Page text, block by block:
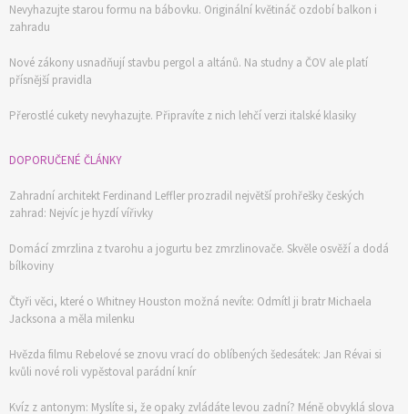
Nevyhazujte starou formu na bábovku. Originální květináč ozdobí balkon i
zahradu
Nové zákony usnadňují stavbu pergol a altánů. Na studny a ČOV ale platí
přísnější pravidla
Přerostlé cukety nevyhazujte. Připravíte z nich lehčí verzi italské klasiky
DOPORUČENÉ ČLÁNKY
Zahradní architekt Ferdinand Leffler prozradil největší prohřešky českých
zahrad: Nejvíc je hyzdí vířivky
Domácí zmrzlina z tvarohu a jogurtu bez zmrzlinovače. Skvěle osvěží a dodá
bílkoviny
Čtyři věci, které o Whitney Houston možná nevíte: Odmítl ji bratr Michaela
Jacksona a měla milenku
Hvězda filmu Rebelové se znovu vrací do oblíbených šedesátek: Jan Révai si
kvůli nové roli vypěstoval parádní knír
Kvíz z antonym: Myslíte si, že opaky zvládáte levou zadní? Méně obvyklá slova